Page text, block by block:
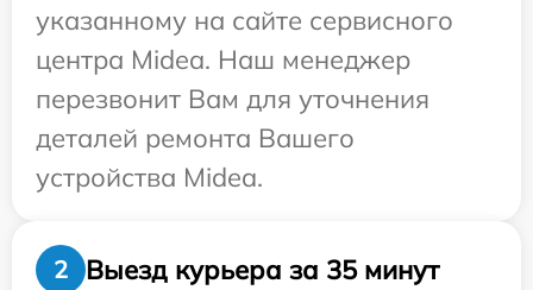
указанному на сайте сервисного
центра Midea. Наш менеджер
перезвонит Вам для уточнения
деталей ремонта Вашего
устройства Midea.
2 Выезд курьера за 35 минут